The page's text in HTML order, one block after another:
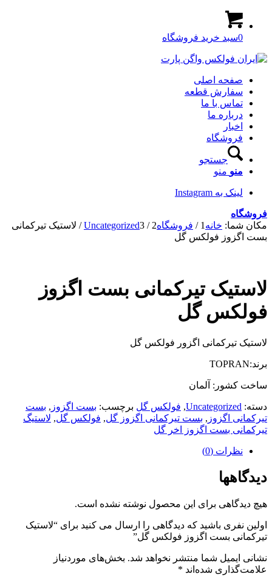
0سبد خرید فروشگاه
صفحه اصلی
سفارش قطعه
تماس با ما
درباره ما
اخبار
فروشگاه
جستجو
منو منو
لینک به Instagram
فروشگاه
مکان شما: خانه 1
/ فروشگاه2
/
Uncategorized3
/ لاستیک تیرکمانی
بست اگزوز فولکس گل
لاستیک تیرکمانی بست اگزوز
فولکس گل
لاستیک تیرکمانی اگزور فولکس گل
برند:TOPRAN
ساخت کشور: آلمان
دسته: Uncategorized
, فولکس گل برچسب: بست اگزوز , بست
تیرکمانی اگزوز , بست تیرکمانی اگزوز گل, فولکس گل, لاستیگ
تیرکمانی بست اگزوز اخر گل
نظرات (0)
دیدگاهها
هیچ دیدگاهی برای این محصول نوشته نشده است.
اولین نفری باشید که دیدگاهی را ارسال می کنید برای “لاستیک
تیرکمانی بست اگزوز فولکس گل”
نشانی ایمیل شما منتشر نخواهد شد. بخش‌های موردنیاز
علامت‌گذاری شده‌اند *